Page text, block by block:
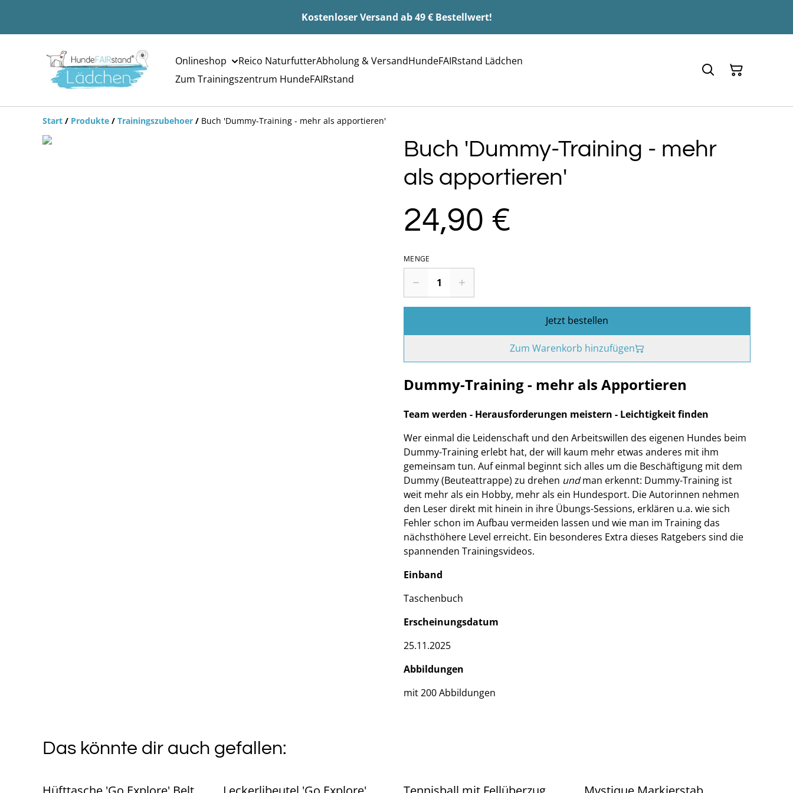
Kostenloser Versand ab 49 € Bestellwert!
Onlineshop Reico NaturfutterAbholung & VersandHundeFAIRstand Lädchen
Zum Trainingszentrum HundeFAIRstand
Start / Produkte / Trainingszubehoer / Buch 'Dummy-Training - mehr als apportieren'
Buch 'Dummy-Training - mehr
als apportieren'
24,90 €
MENGE
Jetzt bestellen
Zum Warenkorb hinzufügen
Dummy-Training - mehr als Apportieren
Team werden - Herausforderungen meistern - Leichtigkeit finden
Wer einmal die Leidenschaft und den Arbeitswillen des eigenen Hundes beim
Dummy-Training erlebt hat, der will kaum mehr etwas anderes mit ihm
gemeinsam tun. Auf einmal beginnt sich alles um die Beschäftigung mit dem
Dummy (Beuteattrappe) zu drehen undman erkennt: Dummy-Training ist
weit mehr als ein Hobby, mehr als ein Hundesport. Die Autorinnen nehmen
den Leser direkt mit hinein in ihre Übungs-Sessions, erklären u.a. wie sich
Fehler schon im Aufbau vermeiden lassen und wie man im Training das
nächsthöhere Level erreicht. Ein besonderes Extra dieses Ratgebers sind die
spannenden Trainingsvideos.
Einband
Taschenbuch
Erscheinungsdatum
25.11.2025
Abbildungen
mit 200 Abbildungen
Das könnte dir auch gefallen: